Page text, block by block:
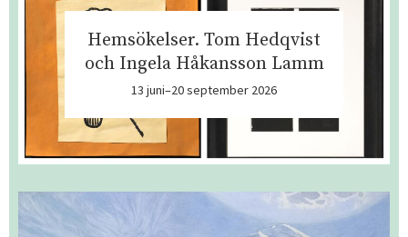
Hemsökelser. Tom Hedqvist
och Ingela Håkansson Lamm
13 juni–20 september 2026